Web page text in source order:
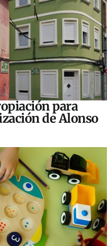
para
de Alonso